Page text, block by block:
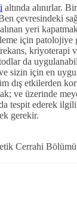
altında alınırlar.
çevresindeki
yeri
için
kriyoterapi
da
sizin için en
dış etkilerden
ve üzerinde
tespit ederek
gerekir.
Cerrahi Bölümü